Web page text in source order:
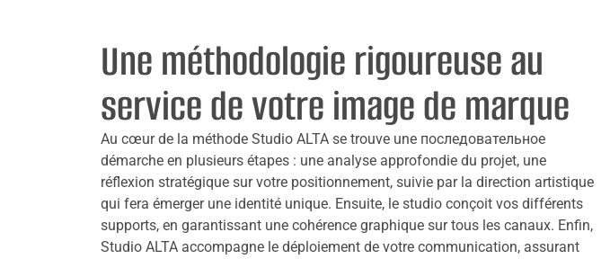
Une méthodologie rigoureuse au
service de votre image de marque
Au cœur de la méthode Studio ALTA se trouve une последовательное
démarche en plusieurs étapes : une analyse approfondie du projet, une
réflexion stratégique sur votre positionnement, suivie par la direction artistique
qui fera émerger une identité unique. Ensuite, le studio conçoit vos différents
supports, en garantissant une cohérence graphique sur tous les canaux. Enfin,
Studio ALTA accompagne le déploiement de votre communication, assurant